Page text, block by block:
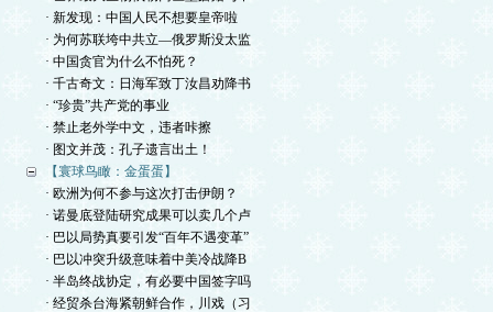
· 新发现：中国人民不想要皇帝啦
· 为何苏联垮中共立—俄罗斯没太监
· 中国贪官为什么不怕死？
· 千古奇文：日海军致丁汝昌劝降书
· “珍贵”共产党的事业
· 禁止老外学中文，违者咔擦
· 图文并茂：孔子遗言出土！
【寰球鸟瞰：金蛋蛋】
· 欧洲为何不参与这次打击伊朗？
· 诺曼底登陆研究成果可以卖几个卢
· 巴以局势真要引发“百年不遇变革”
· 巴以冲突升级意味着中美冷战降B
· 半岛终战协定，有必要中国签字吗
· 经贸杀台海紧朝鲜合作，川戏（习